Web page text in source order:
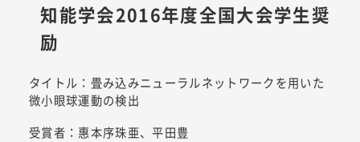
知能学会2016年度全国大会学生奨
励
タイトル：畳み込みニューラルネットワークを用いた
微小眼球運動の検出
受賞者：惠本序珠亜、平田豊